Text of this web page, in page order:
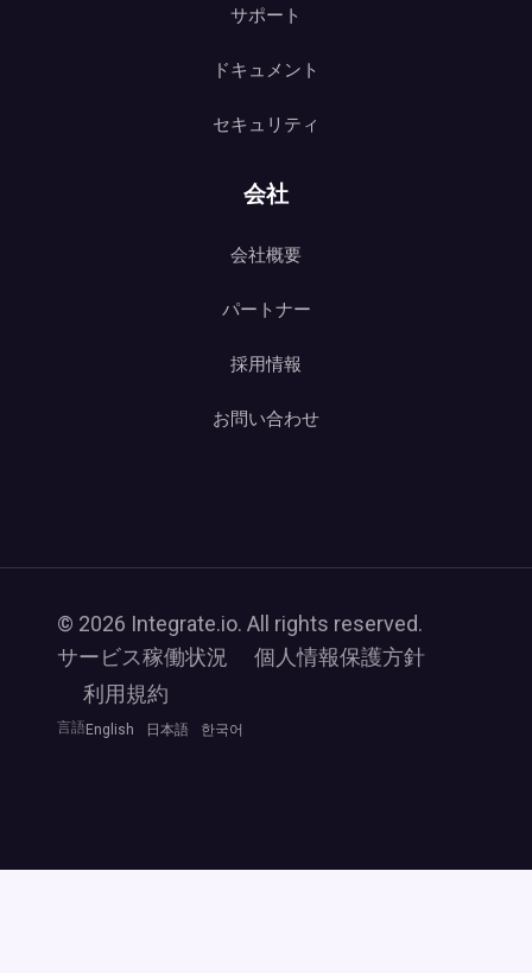
サポート
ドキュメント
セキュリティ
会社
会社概要
パートナー
採用情報
お問い合わせ
© 2026 Integrate.io. All rights reserved.
サービス稼働状況
個人情報保護方針
利用規約
言語 English 日本語 한국어